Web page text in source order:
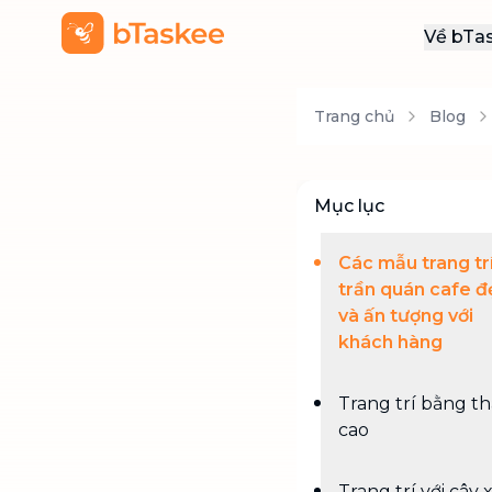
Về
Trang chủ Blog
Mục lục
Các mẫu trang
trần quán cafe
và ấn tượng với
khách hàng
Trang trí bằng
cao